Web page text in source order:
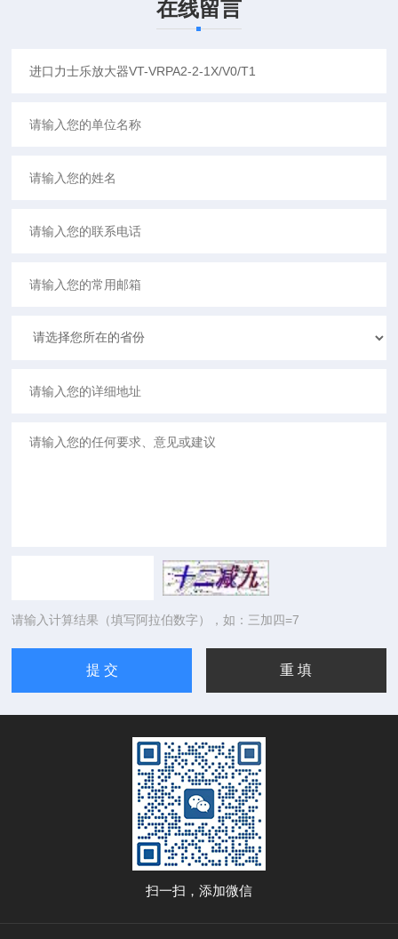
在线留言
请输入计算结果（填写阿拉伯数字），如：三加四=7
扫一扫，添加微信